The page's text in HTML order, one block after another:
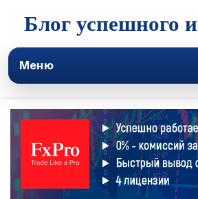
Блог успешного
Меню